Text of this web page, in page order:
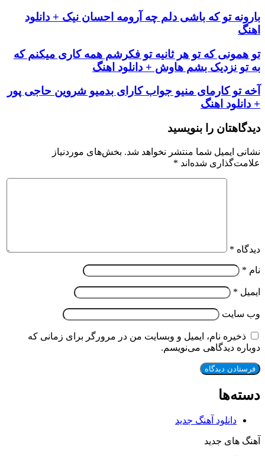
بارونه تو که باشی دلم چه آرومه احسان نیک + دانلود
اهنگ
تو همونی که تو هر ثانیه تو فکرشم همه کاری میکنم که
به تو نزدیک بشم هاوش + دانلود اهنگ
آخه تو کارمای منیو جواب کارای بدمیو شروین حاجی پور
+ دانلود اهنگ
دیدگاهتان را بنویسید
نشانی ایمیل شما منتشر نخواهد شد. بخش‌های موردنیاز
علامت‌گذاری شده‌اند *
دیدگاه *
نام *
ایمیل *
وب‌ سایت
ذخیره نام، ایمیل و وبسایت من در مرورگر برای زمانی که
دوباره دیدگاهی می‌نویسم.
دسته‌ها
دانلود آهنگ جدید
آهنگ های جدید